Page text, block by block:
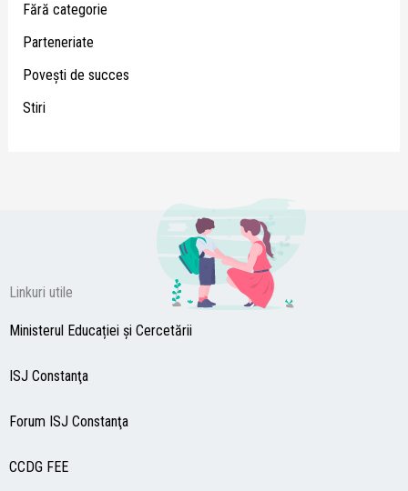
Fără categorie
Parteneriate
Poveşti de succes
Stiri
Linkuri utile
Ministerul Educației și Cercetării
ISJ Constanţa
Forum ISJ Constanţa
CCDG FEE